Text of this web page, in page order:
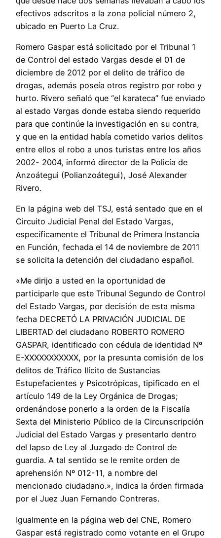
efectivos adscritos a la zona policial número 2,
ubicado en Puerto La Cruz.
Romero Gaspar está solicitado por el Tribunal 1
de Control del estado Vargas desde el 01 de
diciembre de 2012 por el delito de tráfico de
drogas, además poseía otros registro por robo y
hurto. Rivero señaló que “el karateca” fue enviado
al estado Vargas donde estaba siendo requerido
para que continúe la investigación en su contra,
y que en la entidad había cometido varios delitos
entre ellos el robo a unos turistas entre los años
2002- 2004, informó director de la Policía de
Anzoátegui (Polianzoátegui), José Alexander
Rivero.
En la página web del TSJ, está sentado que en el
Circuito Judicial Penal del Estado Vargas,
específicamente el Tribunal de Primera Instancia
en Función, fechada el 14 de noviembre de 2011
se solicita la detención del ciudadano español.
«Me dirijo a usted en la oportunidad de
participarle que este Tribunal Segundo de Control
del Estado Vargas, por decisión de esta misma
fecha DECRETÓ LA PRIVACIÓN JUDICIAL DE
LIBERTAD del ciudadano ROBERTO ROMERO
GASPAR, identificado con cédula de identidad Nº
E-XXXXXXXXXXX, por la presunta comisión de los
delitos de Tráfico Ilícito de Sustancias
Estupefacientes y Psicotrópicas, tipificado en el
artículo 149 de la Ley Orgánica de Drogas;
ordenándose ponerlo a la orden de la Fiscalía
Sexta del Ministerio Público de la Circunscripción
Judicial del Estado Vargas y presentarlo dentro
del lapso de Ley al Juzgado de Control de
guardia. A tal sentido se le remite orden de
aprehensión Nº 012-11, a nombre del
mencionado ciudadano.», indica la órden firmada
por el Juez Juan Fernando Contreras.
Igualmente en la página web del CNE, Romero
Gaspar está registrado como votante en el Grupo